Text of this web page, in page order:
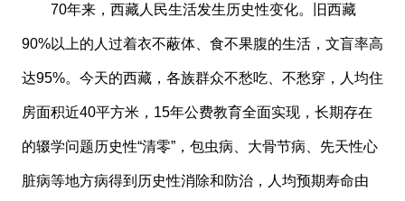
70年来，西藏人民生活发生历史性变化。旧西藏
90%以上的人过着衣不蔽体、食不果腹的生活，文盲率高
达95%。今天的西藏，各族群众不愁吃、不愁穿，人均住
房面积近40平方米，15年公费教育全面实现，长期存在
的辍学问题历史性“清零”，包虫病、大骨节病、先天性心
脏病等地方病得到历史性消除和防治，人均预期寿命由